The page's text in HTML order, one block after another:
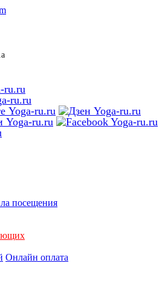
посещения
Онлайн оплата